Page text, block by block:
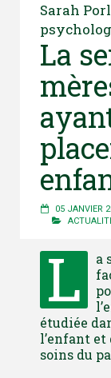
Sarah
La
05 JANVIER
L
a
étudiée
l’enfant et
soins du